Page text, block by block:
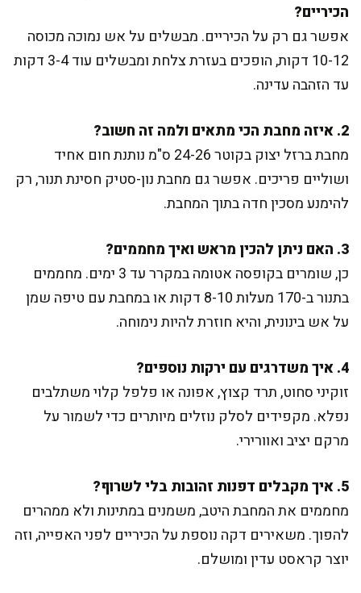
הכיריים?
אפשר גם רק על הכיריים. מבשלים על אש נמוכה מכוסה
10-12 דקות, הופכים בעזרת צלחת ומבשלים עוד 3-4 דקות
עד הזהבה עדינה.
2. איזה מחבת הכי מתאים ולמה זה חשוב?
מחבת ברזל יצוק בקוטר 24-26 ס"מ נותנת חום אחיד
ושוליים פריכים. אפשר גם מחבת נון-סטיק חסינת תנור, רק
להימנע מסכין חדה בתוך המחבת.
3. האם ניתן להכין מראש ואיך מחממים?
כן, שומרים בקופסה אטומה במקרר עד 3 ימים. מחממים
בתנור ב-170 מעלות 8-10 דקות או במחבת עם טיפה שמן
על אש בינונית, והיא חוזרת להיות נימוחה.
4. איך משדרגים עם ירקות נוספים?
זוקיני סחוט, תרד קצוץ, אפונה או פלפל קלוי משתלבים
נפלא. מקפידים לסלק נוזלים מיותרים כדי לשמור על
מרקם יציב ואוורירי.
5. איך מקבלים דפנות זהובות בלי לשרוף?
מחממים את המחבת היטב, משמנים במתינות ולא ממהרים
להפוך. משאירים דקה נוספת על הכיריים לפני האפייה, וזה
יוצר קראסט עדין ומושלם.